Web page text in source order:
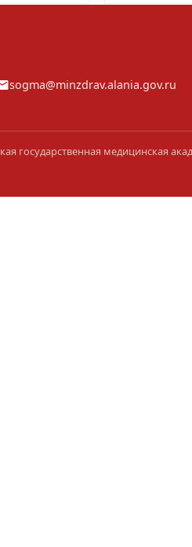
sogma@minzdrav.alania.gov.ru
государственная медицинская